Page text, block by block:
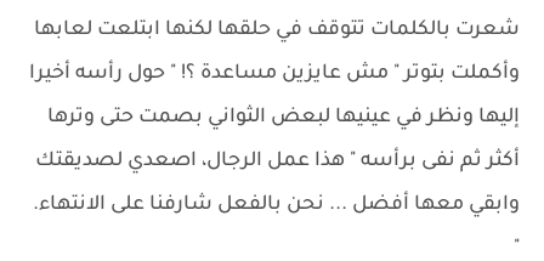
شعرت بالكلمات تتوقف في حلقها لكنها ابتلعت لعابها
وأكملت بتوتر " مش عايزين مساعدة ؟! " حول رأسه أخيرا
إليها ونظر في عينيها لبعض الثواني بصمت حتى وترها
أكثر ثم نفى برأسه " هذا عمل الرجال، اصعدي لصديقتك
وابقي معها أفضل ... نحن بالفعل شارفنا على الانتهاء.
"